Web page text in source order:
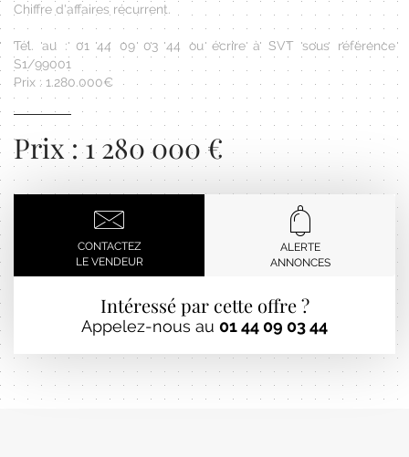
Chiffre d'affaires récurrent.
Tél. au : 01 44 09 03 44 ou écrire à SVT sous référence
S1/99001
Prix : 1.280.000€
Prix : 1 280 000 €
CONTACTEZ
LE VENDEUR
ALERTE
ANNONCES
Intéressé par cette offre ?
Appelez-nous au 01 44 09 03 44